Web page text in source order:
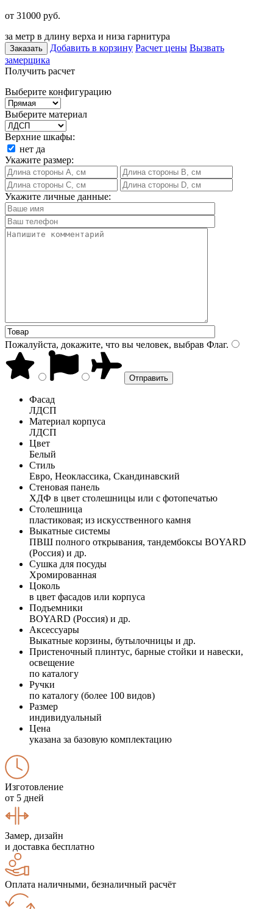
от 31000 руб.
за метр в длину верха и низа гарнитура
Заказать Добавить в корзину Расчет цены Вызвать
замерщика
Получить расчет
Выберите конфигурацию
Выберите материал
Верхние шкафы:
нет да
Укажите размер:
Укажите личные данные:
Пожалуйста, докажите, что вы человек, выбрав Флаг.
Фасад
ЛДСП
Материал корпуса
ЛДСП
Цвет
Белый
Стиль
Евро, Неоклассика, Скандинавский
Стеновая панель
ХДФ в цвет столешницы или с фотопечатью
Столешница
пластиковая; из искусственного камня
Выкатные системы
ПВШ полного открывания, тандембоксы BOYARD
(Россия) и др.
Сушка для посуды
Хромированная
Цоколь
в цвет фасадов или корпуса
Подъемники
BOYARD (Россия) и др.
Аксессуары
Выкатные корзины, бутылочницы и др.
Пристеночный плинтус, барные стойки и навески,
освещение
по каталогу
Ручки
по каталогу (более 100 видов)
Размер
индивидуальный
Цена
указана за базовую комплектацию
Изготовление
от 5 дней
Замер, дизайн
и доставка бесплатно
Оплата наличными, безналичный расчёт